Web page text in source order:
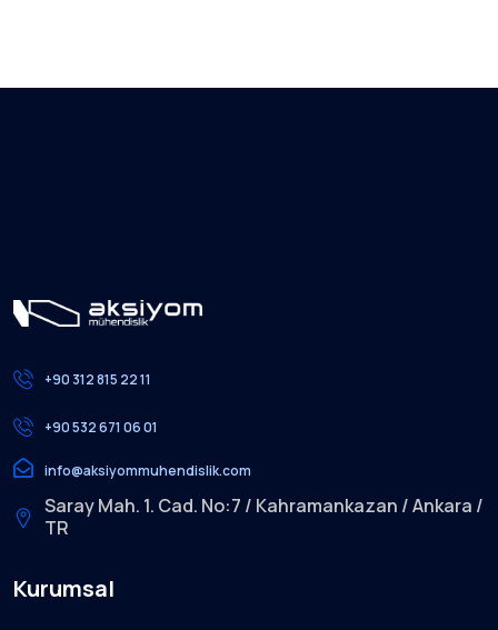
+90 312 815 22 11
+90 532 671 06 01
info@aksiyommuhendislik.com
Saray Mah. 1. Cad. No:7 / Kahramankazan / Ankara /
TR
Kurumsal